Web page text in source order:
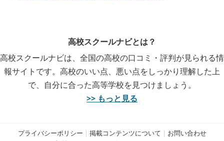
高校スクールナビとは？
高校スクールナビは、全国の高校の口コミ・評判が見られる情
報サイトです。高校のいい点、悪い点をしっかり理解した上
で、自分に合った高等学校を見つけましょう。
>> もっと見る
プライバシーポリシー | 掲載コンテンツについて | お問い合わせ